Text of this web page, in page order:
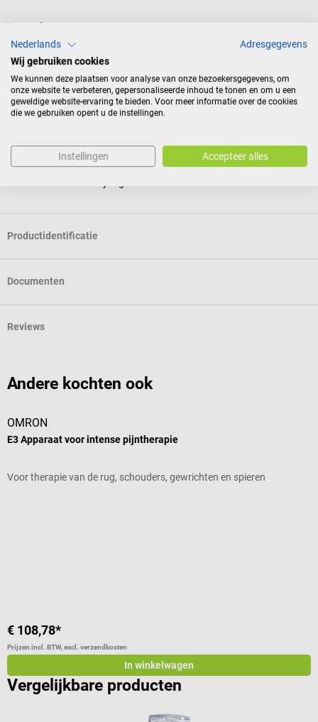
Leveringsomvang
1 OMRON CompAIR C28P vernevelaar
1 vernevelaarset
1 mondstuk
1 neusstuk
1 luchtslang (PVC) maat 150 cm
1 kindermasker (PVC)
1 draagtas
Productidentificatie
Documenten
Reviews
Andere kochten ook
OMRON
E3 Apparaat voor intense pijntherapie
Voor therapie van de rug, schouders, gewrichten en spieren
€ 108,78*
Prijzen incl. BTW, excl. verzendkosten
In winkelwagen
Vergelijkbare producten
Nederlands
Adresgegevens
Wij gebruiken cookies
We kunnen deze plaatsen voor analyse van onze bezoekersgegevens, om
onze website te verbeteren, gepersonaliseerde inhoud te tonen en om u een
geweldige website-ervaring te bieden. Voor meer informatie over de cookies
die we gebruiken opent u de instellingen.
Instellingen Accepteer alles